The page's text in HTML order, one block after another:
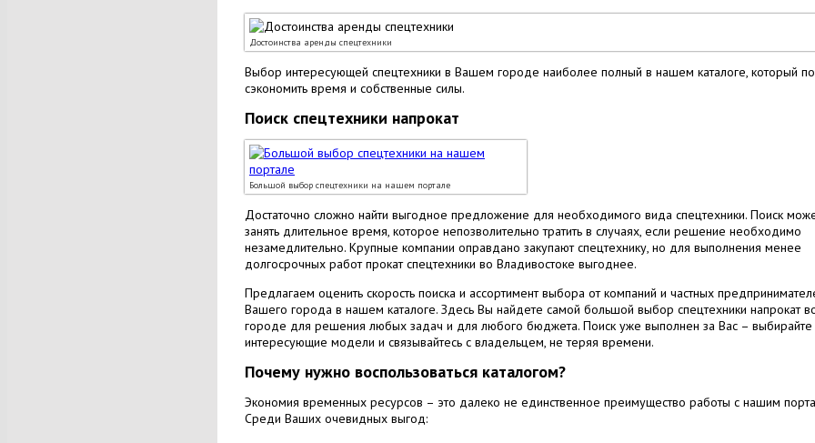
Достоинства аренды спецтехники
Выбор интересующей спецтехники в Вашем городе наиболее полный в нашем каталоге, который
сэкономить время и собственные силы.
Поиск спецтехники напрокат
Большой выбор спецтехники на нашем портале
Достаточно сложно найти выгодное предложение для необходимого вида спецтехники. Поиск
занять длительное время, которое непозволительно тратить в случаях, если решение необходимо
незамедлительно. Крупные компании оправдано закупают спецтехнику, но для выполнения менее
долгосрочных работ прокат спецтехники во Владивостоке выгоднее.
Предлагаем оценить скорость поиска и ассортимент выбора от компаний и частных
Вашего города в нашем каталоге. Здесь Вы найдете самой большой выбор спецтехники напрокат
городе для решения любых задач и для любого бюджета. Поиск уже выполнен за Вас – выбирайте
интересующие модели и связывайтесь с владельцем, не теряя времени.
Почему нужно воспользоваться каталогом?
Экономия временных ресурсов – это далеко не единственное преимущество работы с нашим
Среди Ваших очевидных выгод: